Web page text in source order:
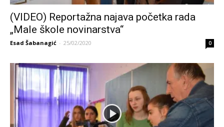
(VIDEO) Reportažna najava početka rada
„Male škole novinarstva“
Esad Šabanagić - 25/02/2020 0